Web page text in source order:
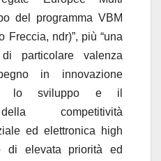
del programma VBM
Freccia, ndr)”, più “una
particolare valenza
in innovazione
lo sviluppo e il
competitività
ed elettronica high
di elevata priorità ed